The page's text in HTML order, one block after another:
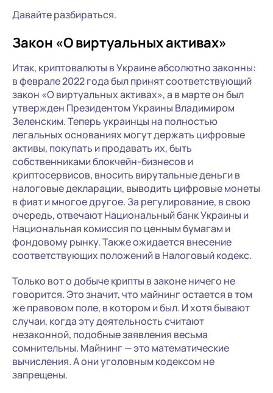
Давайте разбираться.
Закон «О виртуальных активах»
Итак, криптовалюты в Украине абсолютно законны:
в феврале 2022 года был принят соответствующий
закон «О виртуальных активах», а в марте он был
утвержден Президентом Украины Владимиром
Зеленским. Теперь украинцы на полностью
легальных основаниях могут держать цифровые
активы, покупать и продавать их, быть
собственниками блокчейн-бизнесов и
криптосервисов, вносить вирутальные деньги в
налоговые декларации, выводить цифровые монеты
в фиат и многое другое. За регулирование, в свою
очередь, отвечают Национальный банк Украины и
Национальная комиссия по ценным бумагам и
фондовому рынку. Также ожидается внесение
соответствующих положений в Налоговый кодекс.
Только вот о добыче крипты в законе ничего не
говорится. Это значит, что майнинг остается в том
же правовом поле, в котором и был. И хотя бывают
случаи, когда эту деятельность считают
незаконной, подобные заявления весьма
сомнительны. Майнинг — это математические
вычисления. А они уголовным кодексом не
запрещены.